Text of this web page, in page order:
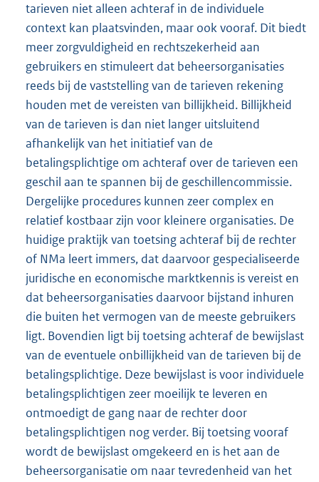
tarieven niet alleen achteraf in de individuele
context kan plaatsvinden, maar ook vooraf. Dit biedt
meer zorgvuldigheid en rechtszekerheid aan
gebruikers en stimuleert dat beheersorganisaties
reeds bij de vaststelling van de tarieven rekening
houden met de vereisten van billijkheid. Billijkheid
van de tarieven is dan niet langer uitsluitend
afhankelijk van het initiatief van de
betalingsplichtige om achteraf over de tarieven een
geschil aan te spannen bij de geschillencommissie.
Dergelijke procedures kunnen zeer complex en
relatief kostbaar zijn voor kleinere organisaties. De
huidige praktijk van toetsing achteraf bij de rechter
of NMa leert immers, dat daarvoor gespecialiseerde
juridische en economische marktkennis is vereist en
dat beheersorganisaties daarvoor bijstand inhuren
die buiten het vermogen van de meeste gebruikers
ligt. Bovendien ligt bij toetsing achteraf de bewijslast
van de eventuele onbillijkheid van de tarieven bij de
betalingsplichtige. Deze bewijslast is voor individuele
betalingsplichtigen zeer moeilijk te leveren en
ontmoedigt de gang naar de rechter door
betalingsplichtigen nog verder. Bij toetsing vooraf
wordt de bewijslast omgekeerd en is het aan de
beheersorganisatie om naar tevredenheid van het